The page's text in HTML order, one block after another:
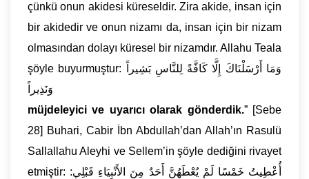
çünkü onun akidesi küreseldir. Zira akide, insan için
bir akidedir ve onun nizamı da, insan için bir nizam
olmasından dolayı küresel bir nizamdır. Allahu Teala
şöyle buyurmuştur: وَمَا أَرْسَلْنَاكَ إِلَّا كَافَّةً لِلنَّاسِ بَشِيراً
müjdeleyici ve uyarıcı olarak gönderdik.” [Sebe
28] Buhari, Cabir İbn Abdullah’dan Allah’ın Rasulü
Sallallahu Aleyhi ve Sellem’in şöyle dediğini rivayet
etmiştir: أُعْطِيتُ خَمْسًا لَمْ يُعْطَهُنَّ أَحَدٌ مِنَ الأَنْبِيَاءِ قَبْلِي: